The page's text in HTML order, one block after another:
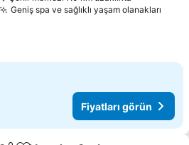
Geniş spa ve sağlıklı yaşam olanakları
Fiyatları görün